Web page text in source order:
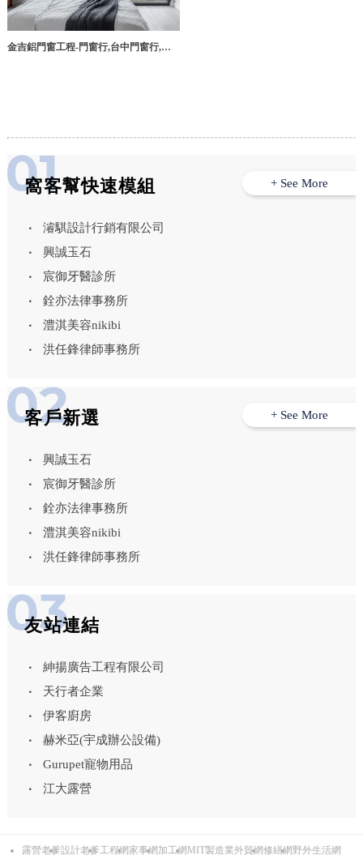
金吉鋁門窗工程-門窗行,台中門窗行,鋁
窩客幫快速模組
濬騏設計行銷有限公司
興誠玉石
宸御牙醫診所
銓亦法律事務所
澧淇美容nikibi
洪任鋒律師事務所
+ See More
客戶新選
興誠玉石
宸御牙醫診所
銓亦法律事務所
澧淇美容nikibi
洪任鋒律師事務所
+ See More
友站連結
紳揚廣告工程有限公司
天行者企業
伊客廚房
赫米亞(宇成辦公設備)
Gurupet寵物用品
江大露營
露營老爹設計老爹工程網家事網 加工網 MIT製造業外貿網修繕網 野外生活網